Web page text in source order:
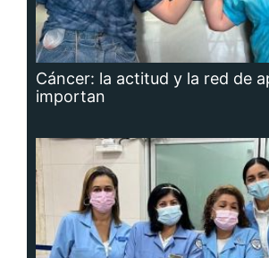
Cáncer: la actitud y la red de
importan